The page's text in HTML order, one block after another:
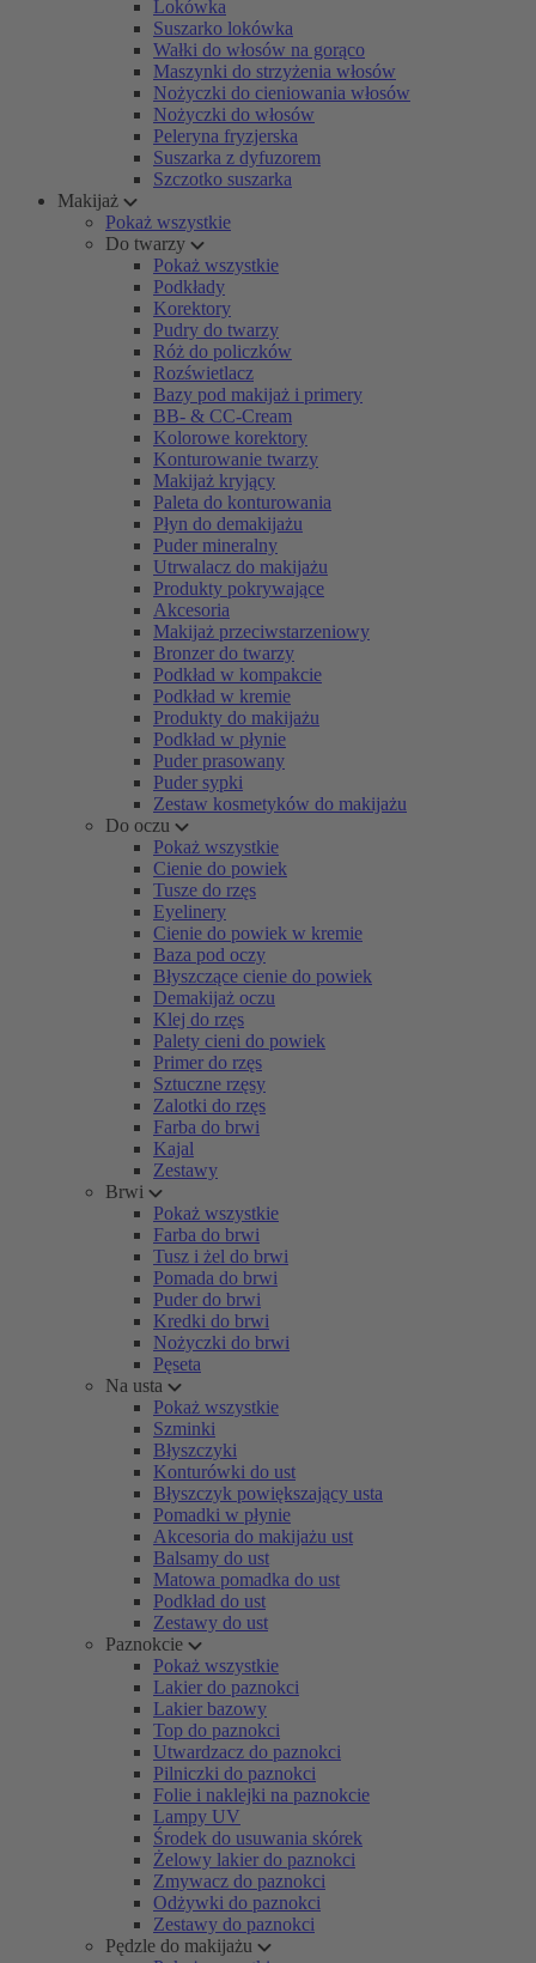
Lokówka
Suszarko lokówka
Wałki do włosów na gorąco
Maszynki do strzyżenia włosów
Nożyczki do cieniowania włosów
Nożyczki do włosów
Peleryna fryzjerska
Suszarka z dyfuzorem
Szczotko suszarka
Makijaż
Pokaż wszystkie
Do twarzy
Pokaż wszystkie
Podkłady
Korektory
Pudry do twarzy
Róż do policzków
Rozświetlacz
Bazy pod makijaż i primery
BB- & CC-Cream
Kolorowe korektory
Konturowanie twarzy
Makijaż kryjący
Paleta do konturowania
Płyn do demakijażu
Puder mineralny
Utrwalacz do makijażu
Produkty pokrywające
Akcesoria
Makijaż przeciwstarzeniowy
Bronzer do twarzy
Podkład w kompakcie
Podkład w kremie
Produkty do makijażu
Podkład w płynie
Puder prasowany
Puder sypki
Zestaw kosmetyków do makijażu
Do oczu
Pokaż wszystkie
Cienie do powiek
Tusze do rzęs
Eyelinery
Cienie do powiek w kremie
Baza pod oczy
Błyszczące cienie do powiek
Demakijaż oczu
Klej do rzęs
Palety cieni do powiek
Primer do rzęs
Sztuczne rzęsy
Zalotki do rzęs
Farba do brwi
Kajal
Zestawy
Brwi
Pokaż wszystkie
Farba do brwi
Tusz i żel do brwi
Pomada do brwi
Puder do brwi
Kredki do brwi
Nożyczki do brwi
Pęseta
Na usta
Pokaż wszystkie
Szminki
Błyszczyki
Konturówki do ust
Błyszczyk powiększający usta
Pomadki w płynie
Akcesoria do makijażu ust
Balsamy do ust
Matowa pomadka do ust
Podkład do ust
Zestawy do ust
Paznokcie
Pokaż wszystkie
Lakier do paznokci
Lakier bazowy
Top do paznokci
Utwardzacz do paznokci
Pilniczki do paznokci
Folie i naklejki na paznokcie
Lampy UV
Środek do usuwania skórek
Żelowy lakier do paznokci
Zmywacz do paznokci
Odżywki do paznokci
Zestawy do paznokci
Pędzle do makijażu